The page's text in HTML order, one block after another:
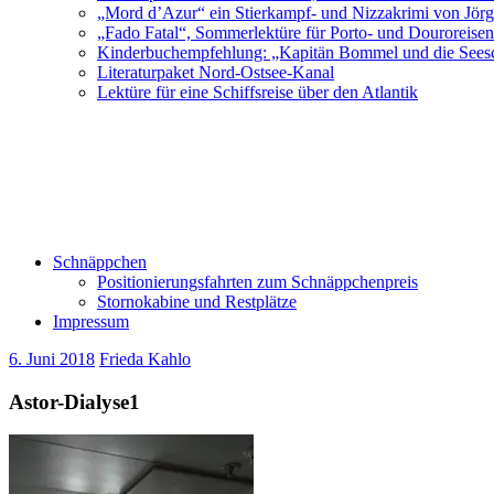
„Mord d’Azur“ ein Stierkampf- und Nizzakrimi von
„Fado Fatal“, Sommerlektüre für Porto- und
Kinderbuchempfehlung: „Kapitän Bommel und die
Literaturpaket Nord-Ostsee-Kanal
Lektüre für eine Schiffsreise über den Atlantik
Schnäppchen
Positionierungsfahrten zum Schnäppchenpreis
Stornokabine und Restplätze
Impressum
6. Juni 2018 Frieda Kahlo
Astor-Dialyse1